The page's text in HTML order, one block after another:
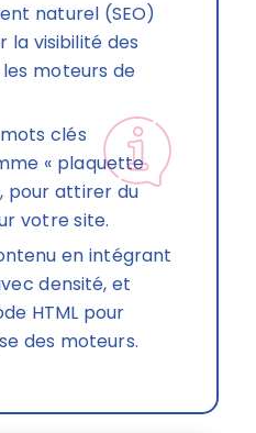
naturel (SEO)
la visibilité des
moteurs de
clés
« plaquette
pour attirer du
votre site.
en intégrant
densité, et
HTML pour
des moteurs.